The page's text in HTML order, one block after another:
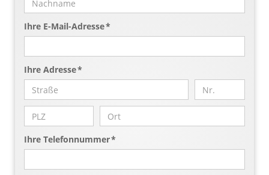
Ihre E-Mail-Adresse *
Ihre Adresse *
Ihre Telefonnummer *